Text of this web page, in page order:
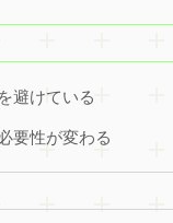
避けている
要性が変わる